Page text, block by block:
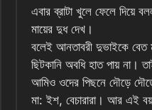
এবার ব্রাটা খুলে ফেলে দিয়ে
মায়ের দুধ দেখ।
বলেই আনতাবরী দুভাইকে
ছিটকানি অবধি হাত পায় না।
আমিও ওদের পিছনে দৌড়ে
মা: ইশ, বেচারারা। আর এই